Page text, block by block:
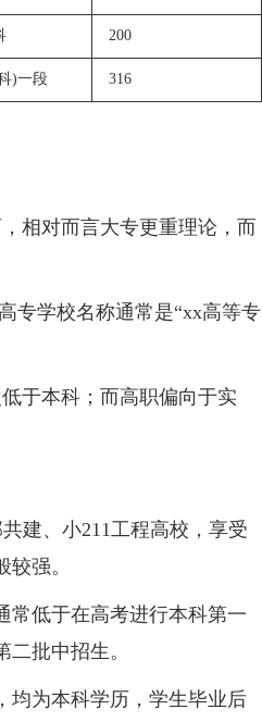
200
)一段 316
相对而言大专更重理论，而
专学校名称通常是“xx高等专
于本科；而高职偏向于实
建、小211工程高校，享受
强。
低于在高考进行本科第一
批中招生。
为本科学历，学生毕业后